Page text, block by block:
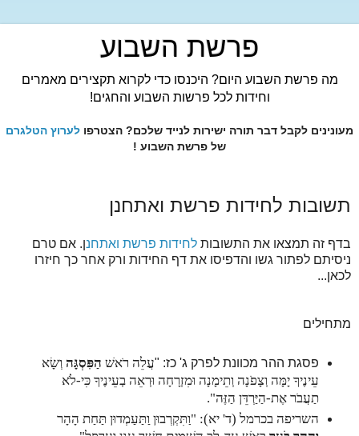
פרשת השבוע
מה פרשת השבוע היום? היכנסו כדי לקרוא תקצירים מאמרים
וחידות לכל פרשות השבוע והחגים!
מעונינים לקבל דבר תורה ישירות לנייד שלכם? הצטרפו לערוץ הטלגרם
של פרשת השבוע !
תשובות לחידות פרשת ואתחנן
בדף זה תמצאו את התשובות לחידות פרשת ואתחנן. אם טרם
ניסיתם לפתור גשו והדפיסו את דף החידות ורק אחר כך חיזרו
לכאן...
מתחילים
פסגת ההר מכוונת לפרק ג' כז: "עֲלֵה רֹאשׁ הַפִּסְגָּהוְשָׂא
עֵינֶיךָ יָמָּה וְצָפֹנָה וְתֵימָנָה וּמִזְרָחָה וּרְאֵה בְעֵינֶיךָ כִּי-לֹא
תַעֲבֹר אֶת-הַיַּרְדֵּן הַזֶּה".
השריפה בכרמל (ד' יא): "וַתִּקְרְבוּן וַתַּעַמְדוּן תַּחַת הָהָר